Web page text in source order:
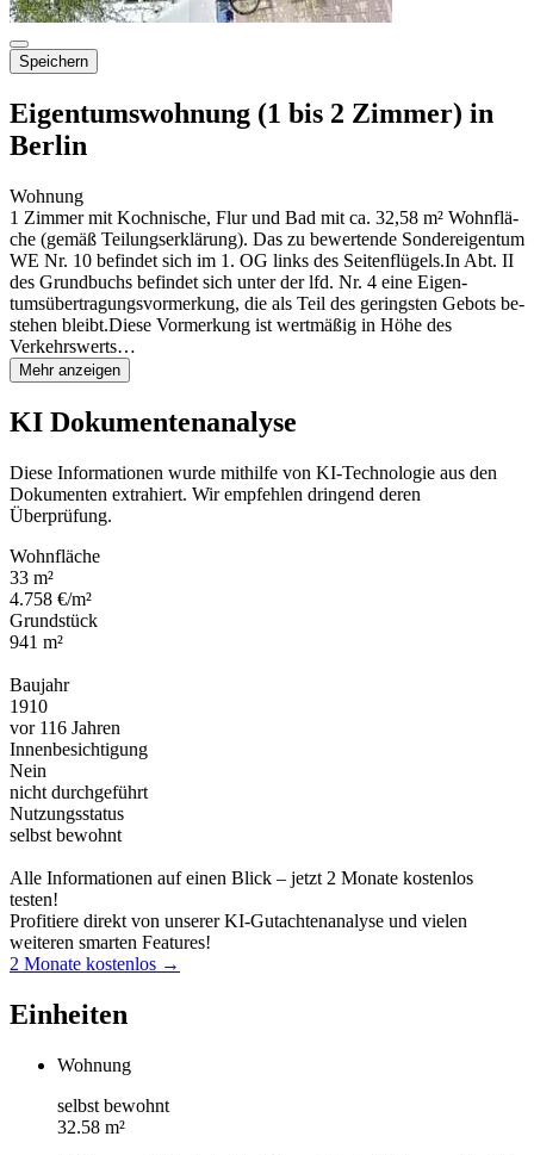
Speichern
Eigentumswohnung (1 bis 2 Zimmer) in
Berlin
Wohnung
1 Zimmer mit Kochnische, Flur und Bad mit ca. 32,58 m² Wohnflä-
che (gemäß Teilungserklärung). Das zu bewertende Sondereigentum
WE Nr. 10 befindet sich im 1. OG links des Seitenflügels.In Abt. II
des Grundbuchs befindet sich unter der lfd. Nr. 4 eine Eigen-
tumsübertragungsvormerkung, die als Teil des geringsten Gebots be-
stehen bleibt.Diese Vormerkung ist wertmäßig in Höhe des
Verkehrswerts…
Mehr anzeigen
KI Dokumentenanalyse
Diese Informationen wurde mithilfe von KI-Technologie aus den
Dokumenten extrahiert. Wir empfehlen dringend deren
Überprüfung.
Wohnfläche
33 m²
4.758 €/m²
Grundstück
941 m²
Baujahr
1910
vor 116 Jahren
Innenbesichtigung
Nein
nicht durchgeführt
Nutzungsstatus
selbst bewohnt
Alle Informationen auf einen Blick – jetzt 2 Monate kostenlos
testen!
Profitiere direkt von unserer KI-Gutachtenanalyse und vielen
weiteren smarten Features!
2 Monate kostenlos →
Einheiten
Wohnung
selbst bewohnt
32.58 m²